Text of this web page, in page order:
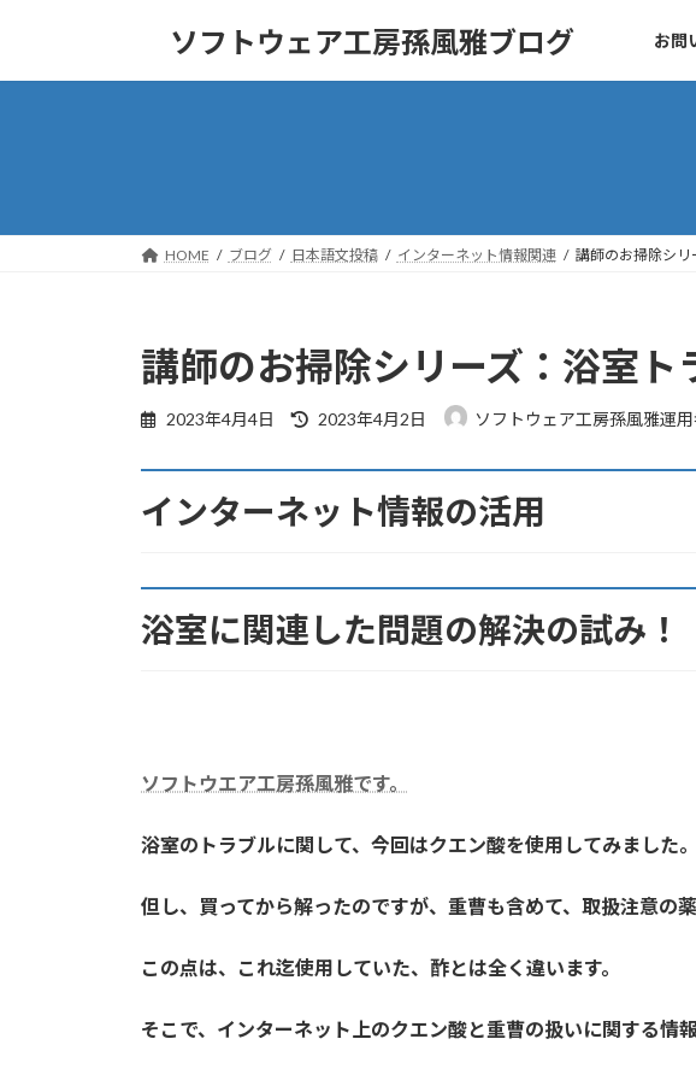
ソフトウェア工房孫風雅ブログ お問
HOME ブログ 日本語文投稿 インターネット情報関連 講師のお掃除シリ
講師のお掃除シリーズ：浴室ト
2023年4月4日
最
日
時
2023年4月2日 ソフトウェア工房孫風雅運
インターネット情報の活用
浴室に関連した問題の解決の試み！
ソフトウエア工房孫風雅です。
浴室のトラブルに関して、今回はクエン酸を使用してみました。
但し、買ってから解ったのですが、重曹も含めて、取扱注意の
この点は、これ迄使用していた、酢とは全く違います。
そこで、インターネット上のクエン酸と重曹の扱いに関する情